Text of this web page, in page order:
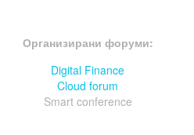
Организирани форуми:
Digital Finance
Cloud forum
Smart conference